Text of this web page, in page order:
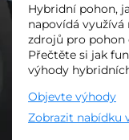
Hybridní pohon,
napovídá
zdrojů pro pohon
Přečtěte si jak
výhody
Objevte výhody
Zobrazit nabídku